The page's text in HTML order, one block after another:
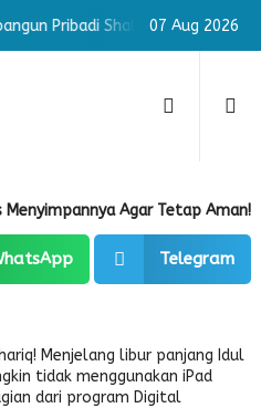
Pribadi Shaleh & Cerdas
07 Aug 2026
Menyimpannya Agar Tetap Aman!
Telegram
Menjelang libur panjang Idul
tidak menggunakan iPad
dari program Digital